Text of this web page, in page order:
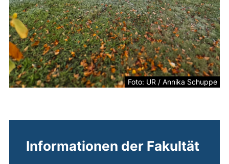
Foto: UR / Annika Schuppe
Informationen der Fakultät